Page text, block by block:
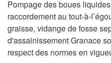
Pompage des boues
raccordement au tout-à-
graisse, vidange de fosse
d'assainissement Granace
respect des normes en